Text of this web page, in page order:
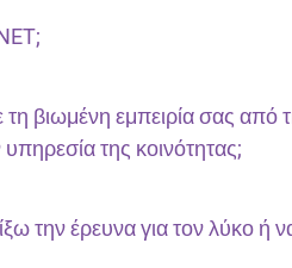
βιωμένη εμπειρία σας από
της κοινότητας;
την έρευνα για τον λύκο ή